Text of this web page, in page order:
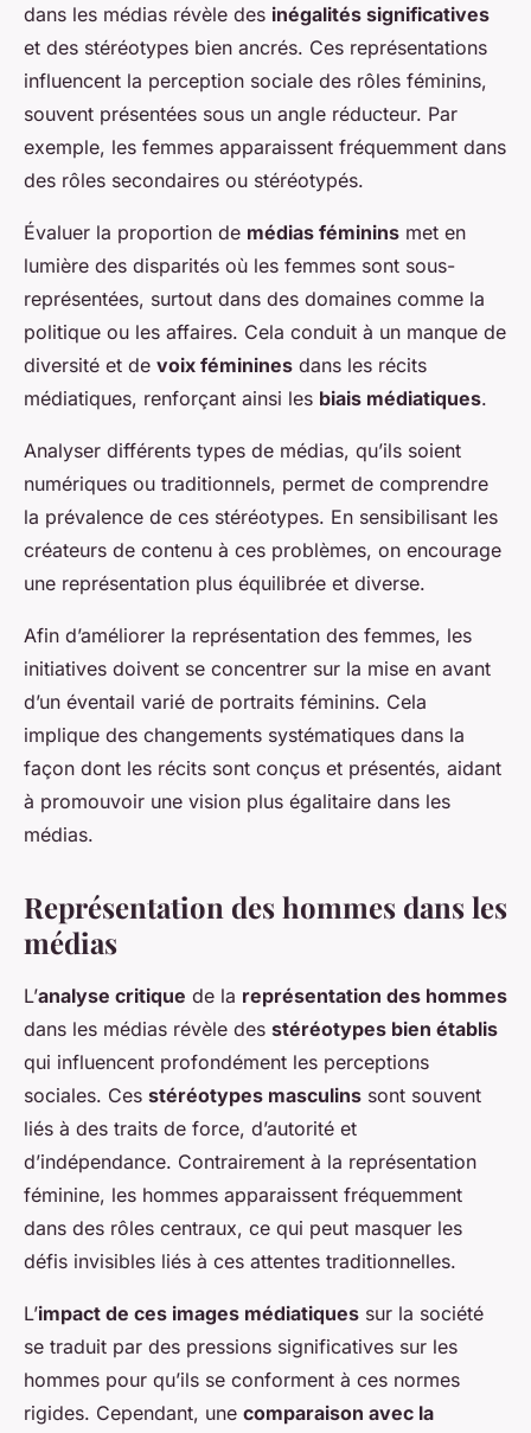
dans les médias révèle des inégalités significatives
et des stéréotypes bien ancrés. Ces représentations
influencent la perception sociale des rôles féminins,
souvent présentées sous un angle réducteur. Par
exemple, les femmes apparaissent fréquemment dans
des rôles secondaires ou stéréotypés.
Évaluer la proportion de médias féminins met en
lumière des disparités où les femmes sont sous-
représentées, surtout dans des domaines comme la
politique ou les affaires. Cela conduit à un manque de
diversité et de voix féminines dans les récits
médiatiques, renforçant ainsi les biais médiatiques.
Analyser différents types de médias, qu’ils soient
numériques ou traditionnels, permet de comprendre
la prévalence de ces stéréotypes. En sensibilisant les
créateurs de contenu à ces problèmes, on encourage
une représentation plus équilibrée et diverse.
Afin d’améliorer la représentation des femmes, les
initiatives doivent se concentrer sur la mise en avant
d’un éventail varié de portraits féminins. Cela
implique des changements systématiques dans la
façon dont les récits sont conçus et présentés, aidant
à promouvoir une vision plus égalitaire dans les
médias.
Représentation des hommes dans les
médias
L’analyse critique de la représentation des hommes
dans les médias révèle des stéréotypes bien établis
qui influencent profondément les perceptions
sociales. Ces stéréotypes masculins sont souvent
liés à des traits de force, d’autorité et
d’indépendance. Contrairement à la représentation
féminine, les hommes apparaissent fréquemment
dans des rôles centraux, ce qui peut masquer les
défis invisibles liés à ces attentes traditionnelles.
L’impact de ces images médiatiques sur la société
se traduit par des pressions significatives sur les
hommes pour qu’ils se conforment à ces normes
rigides. Cependant, une comparaison avec la